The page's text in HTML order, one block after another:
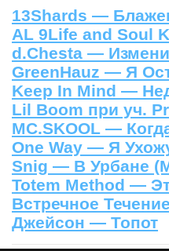
13Shards —
AL 9Life and Soul
d.Chesta —
GreenHauz — Я
Keep In Mind —
Lil Boom при уч.
MC.SKOOL —
One Way — Я
Snig — В Урбане
Totem Method —
Встречное
Джейсон — Топот